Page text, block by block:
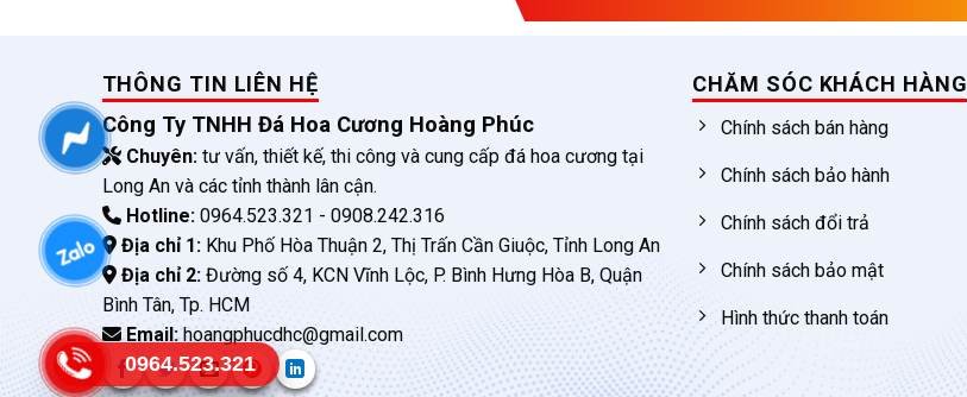
THÔNG TIN LIÊN HỆ
Công Ty TNHH Đá Hoa Cương Hoàng Phúc
Chuyên:tư vấn, thiết kế, thi công và cung cấp đá hoa cương tại
Long An và các tỉnh thành lân cận.
Hotline:0964.523.321 - 0908.242.316
Địa chỉ 1:Khu Phố Hòa Thuận 2, Thị Trấn Cần Giuộc, Tỉnh Long An
Địa chỉ 2:Đường số 4, KCN Vĩnh Lộc, P. Bình Hưng Hòa B, Quận
Bình Tân, Tp. HCM
Email:hoangphucdhc@gmail.com
CHĂM SÓC KHÁCH HÀNG
Chính sách bán hàng
Chính sách bảo hành
Chính sách đổi trả
Chính sách bảo mật
Hình thức thanh toán
0964.523.321